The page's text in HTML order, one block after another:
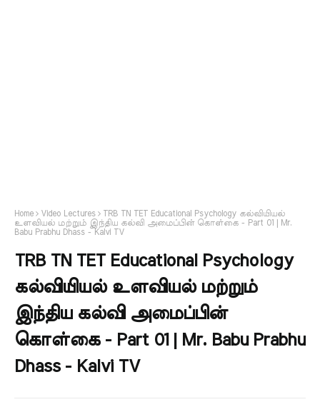
Home Video Lectures
TRB TN TET Educational Psychology கல்வியியல்
உளவியல் மற்றும் இந்திய கல்வி அமைப்பின் கொள்கை - Part 01 | Mr.
Babu Prabhu Dhass - Kalvi TV
TRB TN TET Educational Psychology
கல்வியியல் உளவியல் மற்றும்
இந்திய கல்வி அமைப்பின்
கொள்கை - Part 01 | Mr. Babu Prabhu
Dhass - Kalvi TV